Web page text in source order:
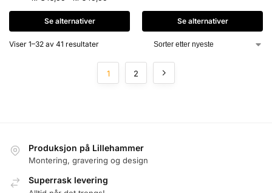
Se alternativer Se alternativer
Viser 1–32 av 41 resultater
1 2
Produksjon på Lillehammer
Montering, gravering og design
Superrask levering